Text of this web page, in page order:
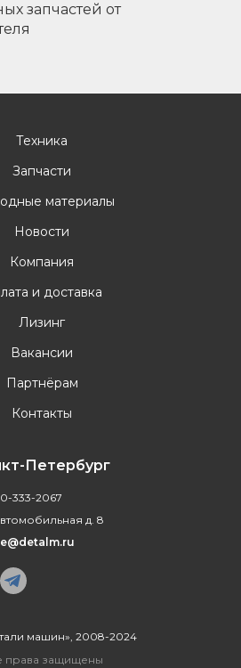
запчастей от
машин», 2008-2024
права защищены
Техника
Запчасти
материалы
Новости
Компания
и доставка
Лизинг
Вакансии
Партнёрам
Контакты
Петербург
333-2067
д. 8